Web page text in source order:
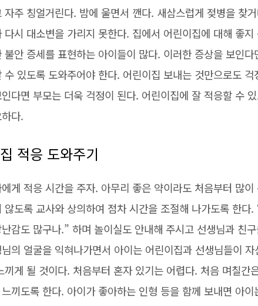
자주 칭얼거린다. 밤에 울면서 깬다. 새삼스럽게 젖병을 찾
다시 대소변을 가리지 못한다. 집에서 어린이집에 대해 좋
불안 증세를 표현하는 아이들이 많다. 이러한 증상을 보인
수 있도록 도와주어야 한다. 어린이집 보내는 것만으로도
다면 부모는 더욱 걱정이 된다. 어린이집에 잘 적응할 수
다.
적응 도와주기
게 적응 시간을 주자. 아무리 좋은 약이라도 처음부터 많
않도록 교사와 상의하여 점차 시간을 조절해 나가도록 한다
감도 많구나.” 하며 놀이실도 안내해 주시고 선생님과 친
의 얼굴을 익혀나가면서 아이는 어린이집과 선생님들이
끼게 될 것이다. 처음부터 혼자 있기는 어렵다. 처음 며칠간
끼도록 한다. 아이가 좋아하는 인형 등을 함께 보내면 아